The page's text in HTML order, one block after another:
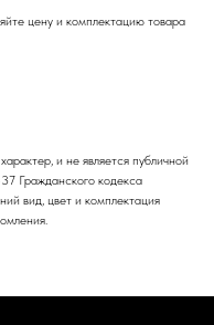
цену и комплектацию товара
и не является публичной
Гражданского кодекса
вид, цвет и комплектация